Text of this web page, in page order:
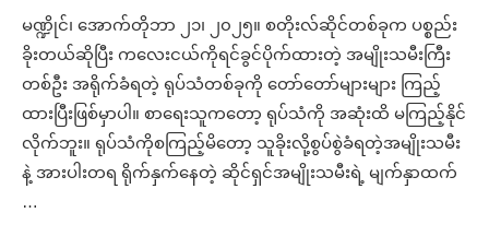
မဏ္ဍိုင်၊ အောက်တိုဘာ ၂၁၊ ၂၀၂၅။ စတိုးလ်ဆိုင်တစ်ခုက ပစ္စည်း
ခိုးတယ်ဆိုပြီး ကလေးငယ်ကိုရင်ခွင်ပိုက်ထားတဲ့ အမျိုးသမီးကြီး
တစ်ဦး အရိုက်ခံရတဲ့ ရုပ်သံတစ်ခုကို တော်တော်များများ ကြည့်
ထားပြီးဖြစ်မှာပါ။ စာရေးသူကတော့ ရုပ်သံကို အဆုံးထိ မကြည့်နိုင်
လိုက်ဘူး။ ရုပ်သံကိုစကြည့်မိတော့ သူခိုးလို့စွပ်စွဲခံရတဲ့အမျိုးသမီး
နဲ့ အားပါးတရ ရိုက်နှက်နေတဲ့ ဆိုင်ရှင်အမျိုးသမီးရဲ့ မျက်နှာထက်
…